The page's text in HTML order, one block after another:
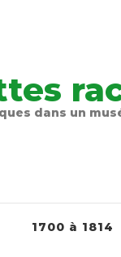
dans un
1700 à 1814